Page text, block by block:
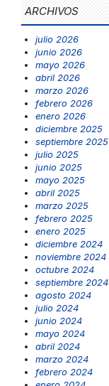
ARCHIVOS
julio 2026
junio 2026
mayo 2026
abril 2026
marzo 2026
febrero 2026
enero 2026
diciembre 2025
septiembre 2025
julio 2025
junio 2025
mayo 2025
abril 2025
marzo 2025
febrero 2025
enero 2025
diciembre 2024
noviembre 2024
octubre 2024
septiembre 2024
agosto 2024
julio 2024
junio 2024
mayo 2024
abril 2024
marzo 2024
febrero 2024